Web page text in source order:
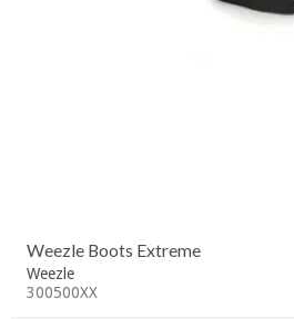
Weezle Boots Extreme
Weezle
300500XX